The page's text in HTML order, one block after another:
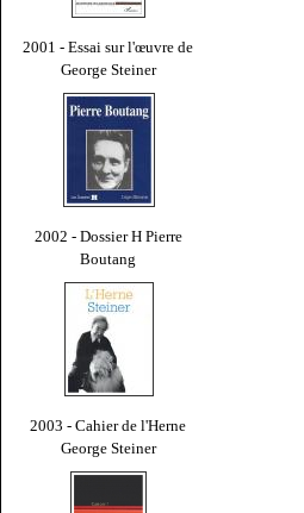
2001 - Essai sur l'œuvre de
George Steiner
2002 - Dossier H Pierre
Boutang
2003 - Cahier de l'Herne
George Steiner